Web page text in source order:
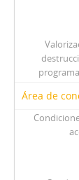
Área de